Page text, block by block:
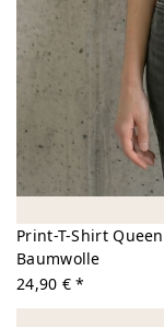
Print-T-Shirt
Baumwolle
24,90 € *